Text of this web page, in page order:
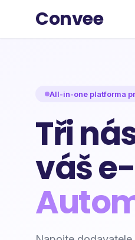
Convee
All-in-one platforma
Tři
váš